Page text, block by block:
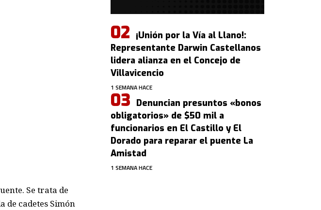
Se trata de
de cadetes Simón
¡Unión por la Vía al Llano!:
Representante Darwin Castellanos
lidera alianza en el Concejo de
Villavicencio
1 SEMANA HACE
Denuncian presuntos «bonos
obligatorios» de $50 mil a
funcionarios en El Castillo y El
Dorado para reparar el puente La
Amistad
1 SEMANA HACE